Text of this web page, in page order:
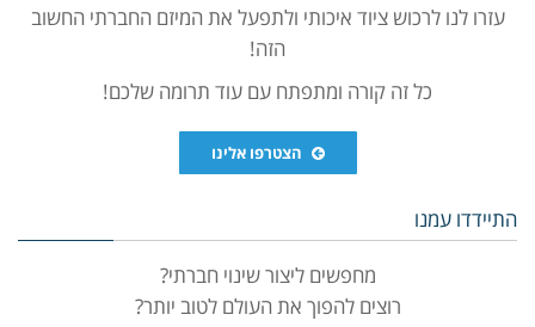
עזרו לנו לרכוש ציוד איכותי ולתפעל את המיזם החברתי החשוב
הזה!
כל זה קורה ומתפתח עם עוד תרומה שלכם!
הצטרפו אלינו
התיידדו עמנו
מחפשים ליצור שינוי חברתי?
רוצים להפוך את העולם לטוב יותר?